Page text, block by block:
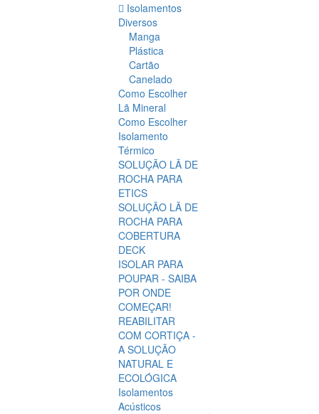
Isolamentos
Diversos
Manga
Plástica
Cartão
Canelado
Como Escolher
Lã Mineral
Como Escolher
Isolamento
Térmico
SOLUÇÃO LÃ DE
ROCHA PARA
ETICS
SOLUÇÃO LÃ DE
ROCHA PARA
COBERTURA
DECK
ISOLAR PARA
POUPAR - SAIBA
POR ONDE
COMEÇAR!
REABILITAR
COM CORTIÇA -
A SOLUÇÃO
NATURAL E
ECOLÓGICA
Isolamentos
Acústicos